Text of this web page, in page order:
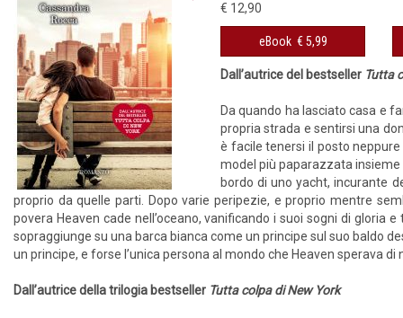
€ 12,90
eBook € 5,99
Dall’autrice del bestseller Tutta
Da quando ha lasciato casa e
propria strada e sentirsi una
è facile tenersi il posto
model più paparazzata
bordo di uno yacht, incurante
proprio da quelle parti. Dopo varie peripezie, e proprio mentre
povera Heaven cade nell’oceano, vanificando i suoi sogni di gloria
sopraggiunge su una barca bianca come un principe sul suo baldo
un principe, e forse l’unica persona al mondo che Heaven sperava
Dall’autrice della trilogia bestseller Tutta colpa di New York